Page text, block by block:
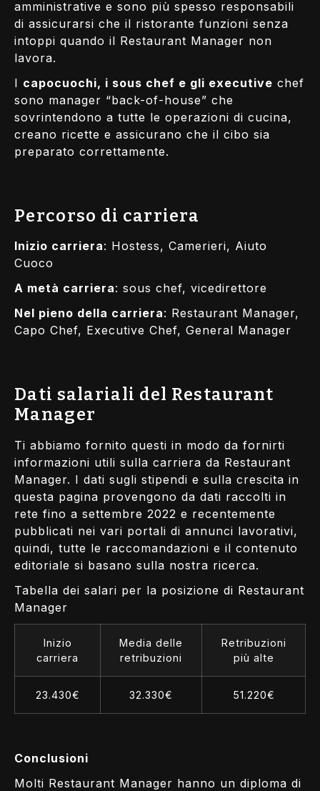
amministrative e sono più spesso responsabili
di assicurarsi che il ristorante funzioni senza
intoppi quando il Restaurant Manager non
lavora.
I capocuochi, i sous chef e gli executive chef
sono manager “back-of-house” che
sovrintendono a tutte le operazioni di cucina,
creano ricette e assicurano che il cibo sia
preparato correttamente.
Percorso di carriera
Inizio carriera: Hostess, Camerieri, Aiuto
Cuoco
A metà carriera: sous chef, vicedirettore
Nel pieno della carriera: Restaurant Manager,
Capo Chef, Executive Chef, General Manager
Dati salariali del Restaurant
Manager
Ti abbiamo fornito questi in modo da fornirti
informazioni utili sulla carriera da Restaurant
Manager. I dati sugli stipendi e sulla crescita in
questa pagina provengono da dati raccolti in
rete fino a settembre 2022 e recentemente
pubblicati nei vari portali di annunci lavorativi,
quindi, tutte le raccomandazioni e il contenuto
editoriale si basano sulla nostra ricerca.
Tabella dei salari per la posizione di Restaurant
Manager
Inizio
carriera
Media delle
retribuzioni
Retribuzioni
più alte
23.430€ 32.330€ 51.220€
Conclusioni
Molti Restaurant Manager hanno un diploma di